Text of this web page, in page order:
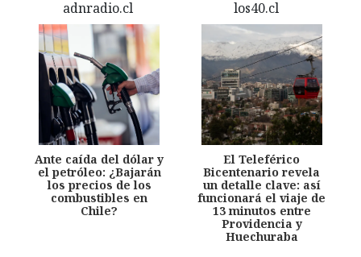
Ante caída del dólar y
el petróleo: ¿Bajarán
los precios de los
combustibles en
Chile?
El Teleférico
Bicentenario revela
un detalle clave: así
funcionará el viaje de
13 minutos entre
Providencia y
Huechuraba